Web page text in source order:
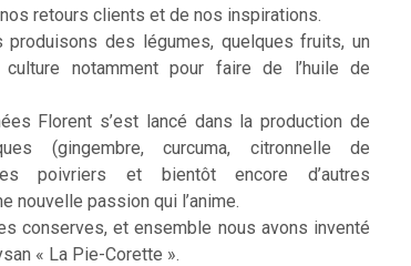
retours clients et de nos inspirations.
produisons des légumes, quelques fruits, un
notamment pour faire de l’huile de
Florent s’est lancé dans la production de
(gingembre, curcuma, citronnelle de
poivriers et bientôt encore d’autres
nouvelle passion qui l’anime.
conserves, et ensemble nous avons inventé
« La Pie-Corette ».